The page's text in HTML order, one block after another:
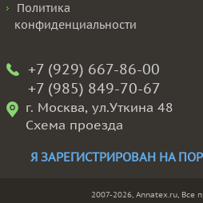
Политика
конфиденциальности
+7 (929) 667-86-00
+7 (985) 849-70-67
г. Москва, ул.Уткина 48
Схема проезда
Я ЗАРЕГИСТРИРОВАН НА
2007-2026, Annatex.ru, Все